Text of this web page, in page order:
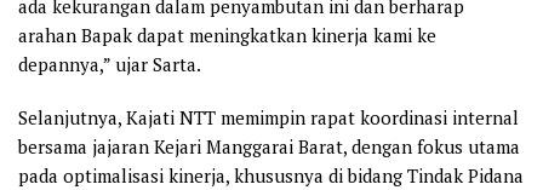
ada kekurangan dalam penyambutan ini dan berharap
arahan Bapak dapat meningkatkan kinerja kami ke
depannya,” ujar Sarta.
Selanjutnya, Kajati NTT memimpin rapat koordinasi internal
bersama jajaran Kejari Manggarai Barat, dengan fokus utama
pada optimalisasi kinerja, khususnya di bidang Tindak Pidana